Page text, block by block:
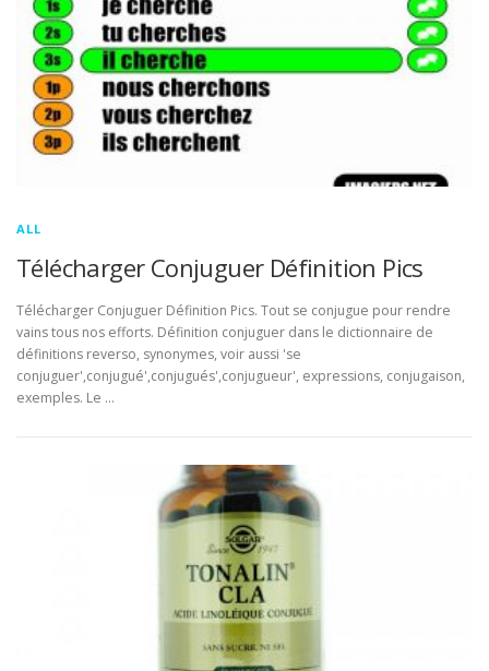
ALL
Télécharger Conjuguer Définition Pics
Télécharger Conjuguer Définition Pics. Tout se conjugue pour rendre
vains tous nos efforts. Définition conjuguer dans le dictionnaire de
définitions reverso, synonymes, voir aussi 'se
conjuguer',conjugué',conjugués',conjugueur', expressions, conjugaison,
exemples. Le …